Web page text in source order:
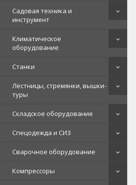
Садовая техника и
инструмент
Климатическое
оборудование
Станки
Лестницы, стремянки, вышки-
туры
Складское оборудование
Спецодежда и СИЗ
Сварочное оборудование
Компрессоры